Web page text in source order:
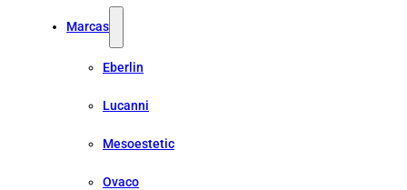
Marcas
Eberlin
Lucanni
Mesoestetic
Ovaco